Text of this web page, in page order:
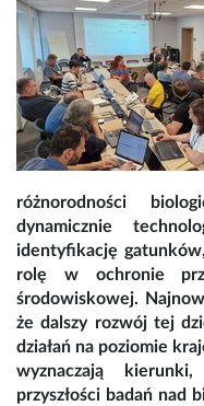
różnorodności
dynamicznie
identyfikację
rolę w ochronie
środowiskowej.
że dalszy rozwój tej
działań na poziomie
wyznaczają
przyszłości badań nad